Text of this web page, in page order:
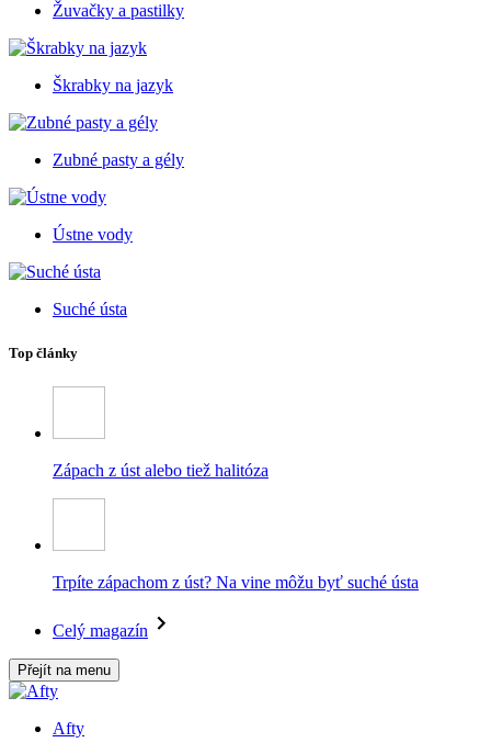
Žuvačky a pastilky
Škrabky na jazyk
Zubné pasty a gély
Ústne vody
Suché ústa
Top články
Zápach z úst alebo tiež halitóza
Trpíte zápachom z úst? Na vine môžu byť suché ústa
Celý magazín
Přejít na menu
Afty